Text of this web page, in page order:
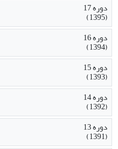
دوره 17
(1395)
دوره 16
(1394)
دوره 15
(1393)
دوره 14
(1392)
دوره 13
(1391)